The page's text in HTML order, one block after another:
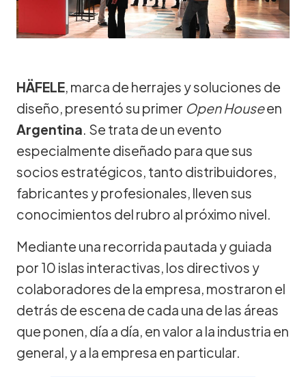
HÄFELE, marca de herrajes y soluciones de
diseño, presentó su primer Open Houseen
Argentina. Se trata de un evento
especialmente diseñado para que sus
socios estratégicos, tanto distribuidores,
fabricantes y profesionales, lleven sus
conocimientos del rubro al próximo nivel.
Mediante una recorrida pautada y guiada
por 10 islas interactivas, los directivos y
colaboradores de la empresa, mostraron el
detrás de escena de cada una de las áreas
que ponen, día a día, en valor a la industria en
general, y a la empresa en particular.